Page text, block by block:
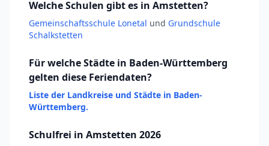
Welche Schulen gibt es in Amstetten?
Gemeinschaftsschule Lonetal und Grundschule
Schalkstetten
Für welche Städte in Baden-Württemberg
gelten diese Feriendaten?
Liste der Landkreise und Städte in Baden-
Württemberg.
Schulfrei in Amstetten 2026